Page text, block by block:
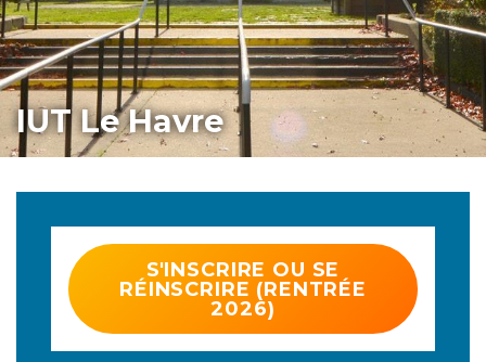
IUT Le Havre
S'INSCRIRE OU SE
RÉINSCRIRE (RENTRÉE
2026)